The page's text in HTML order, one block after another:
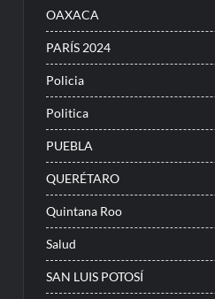
OAXACA
PARÍS 2024
Policia
Politica
PUEBLA
QUERÉTARO
Quintana Roo
Salud
SAN LUIS POTOSÍ